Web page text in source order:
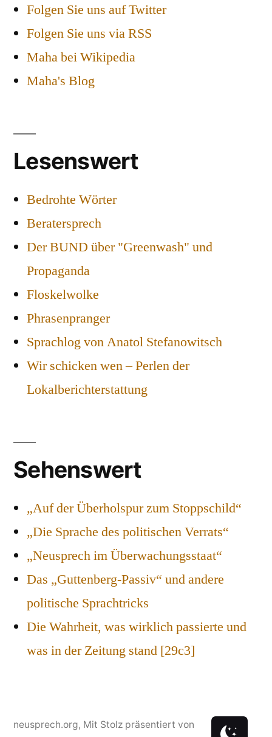
Folgen Sie uns auf Twitter
Folgen Sie uns via RSS
Maha bei Wikipedia
Maha's Blog
Lesenswert
Bedrohte Wörter
Beratersprech
Der BUND über "Greenwash" und
Propaganda
Floskelwolke
Phrasenpranger
Sprachlog von Anatol Stefanowitsch
Wir schicken wen – Perlen der
Lokalberichterstattung
Sehenswert
„Auf der Überholspur zum Stoppschild“
„Die Sprache des politischen Verrats“
„Neusprech im Überwachungsstaat“
Das „Guttenberg-Passiv“ und andere
politische Sprachtricks
Die Wahrheit, was wirklich passierte und
was in der Zeitung stand [29c3]
neusprech.org, Mit Stolz präsentiert von